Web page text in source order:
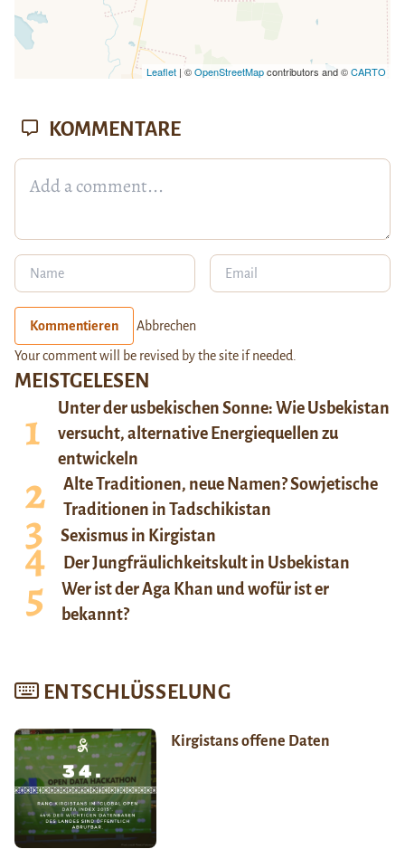
Leaflet| ©OpenStreetMapcontributors and ©CARTO
MEISTGELESEN
Unter der usbekischen Sonne: Wie Usbekistan
versucht, alternative Energiequellen zu
entwickeln
Alte Traditionen, neue Namen? Sowjetische
Traditionen in Tadschikistan
Sexismus in Kirgistan
Der Jungfräulichkeitskult in Usbekistan
Wer ist der Aga Khan und wofür ist er
bekannt?
ENTSCHLÜSSELUNG
Kirgistans offene Daten
KOMMENTARE
Kommentieren Abbrechen
Your comment will be revised by the site if needed.